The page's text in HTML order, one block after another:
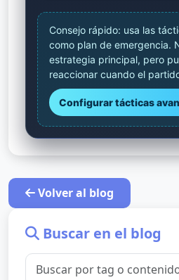
Consejo rápido: usa las
como plan de emergencia.
estrategia principal, pero
reaccionar cuando el
Configurar tácticas
Volver al blog
Buscar en el blog